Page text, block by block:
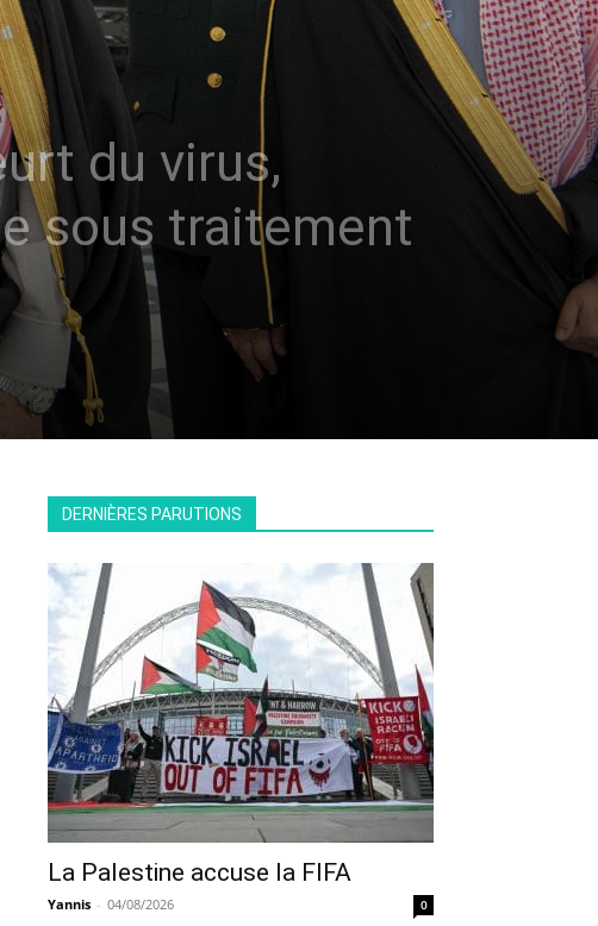
du virus,
sous traitement
DERNIÈRES PARUTIONS
La Palestine accuse la FIFA
Yannis - 04/08/2026 0